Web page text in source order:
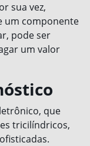
sua vez,
um componente
pode ser
um valor
que
tricilíndricos,